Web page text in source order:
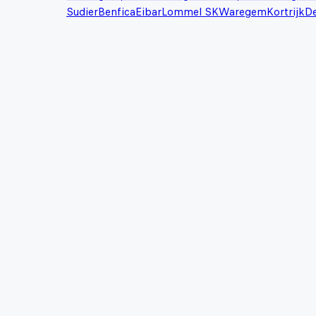
SudierBenficaEibarLommel SKWaregemKortrijk